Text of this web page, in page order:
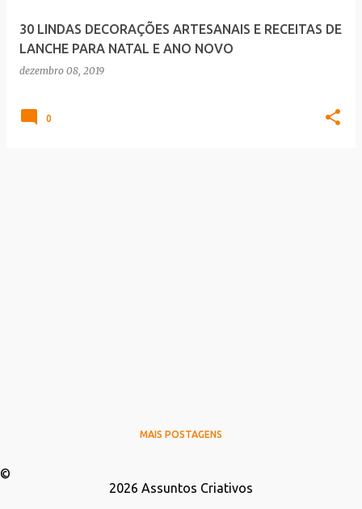
30 LINDAS DECORAÇÕES ARTESANAIS E RECEITAS DE
LANCHE PARA NATAL E ANO NOVO
dezembro 08, 2019
0
MAIS POSTAGENS
©
2026 Assuntos Criativos